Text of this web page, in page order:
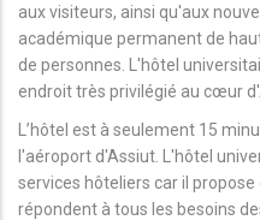
aux visiteurs, ainsi qu'aux
académique permanent de
de personnes. L'hôtel
endroit très privilégié au cœur
L’hôtel est à seulement 15
l'aéroport d'Assiut. L'hôtel
services hôteliers car il
répondent à tous les besoins